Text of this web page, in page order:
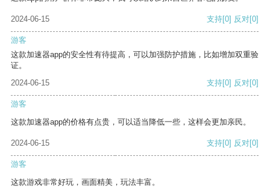
2024-06-15 支持[0] 反对[0]
游客
这款加速器app的安全性有待提高，可以加强防护措施，比如增加双重验
证。
2024-06-15
支持[0] 反对[0]
游客
这款加速器app的价格有点贵，可以适当降低一些，这样会更加亲民。
2024-06-15 支持[0] 反对[0]
游客
这款游戏非常好玩，画面精美，玩法丰富。